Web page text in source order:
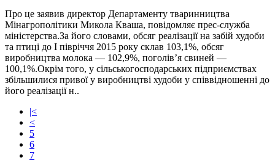
Про це заявив директор Департаменту тваринництва
Мінагрополітики Микола Кваша, повідомляє прес-служба
міністерства.За його словами, обсяг реалізації на забій худоби
та птиці до І півріччя 2015 року склав 103,1%, обсяг
виробництва молока — 102,9%, поголів’я свиней —
100,1%.Окрім того, у сільськогосподарських підприємствах
збільшилися привої у виробництві худоби у співвідношенні до
його реалізації н..
|<
<
5
6
7